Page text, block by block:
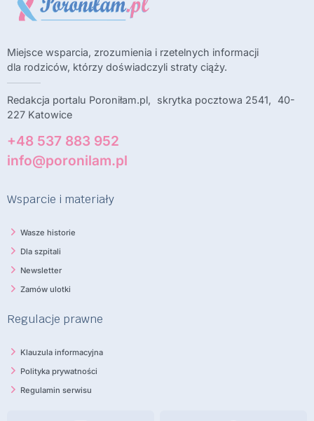
Miejsce wsparcia, zrozumienia i rzetelnych informacji
dla rodziców, którzy doświadczyli straty ciąży.
Redakcja portalu Poroniłam.pl, skrytka pocztowa 2541, 40-
227 Katowice
+48 537 883 952
info@poronilam.pl
Wsparcie i materiały
Wasze historie
Dla szpitali
Newsletter
Zamów ulotki
Regulacje prawne
Klauzula informacyjna
Polityka prywatności
Regulamin serwisu